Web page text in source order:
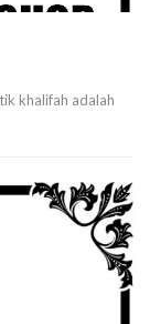
khalifah adalah